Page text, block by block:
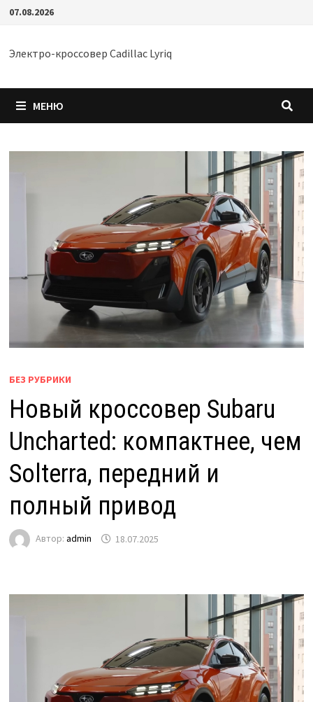
Перейти
содержимому
07.08.2026
Электро-кроссовер Cadillac Lyriq
МЕНЮ
БЕЗ РУБРИКИ
Новый кроссовер Subaru
Uncharted: компактнее, чем
Solterra, передний и
полный привод
Автор: admin 18.07.2025